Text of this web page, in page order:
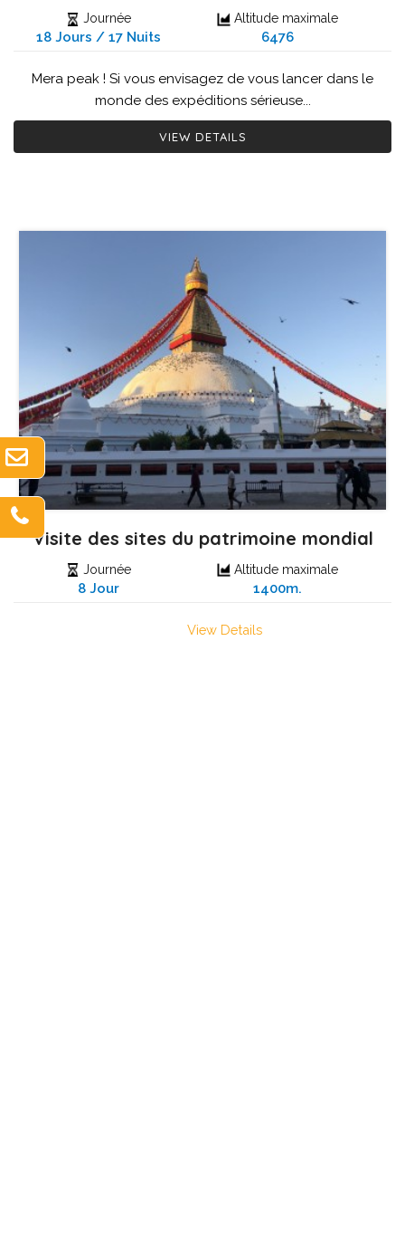
Journée
18 Jours / 17 Nuits
Altitude maximale
6476
Mera peak ! Si vous envisagez de vous lancer dans le
monde des expéditions sérieuse...
VIEW DETAILS
Visite des sites du patrimoine mondial
Journée
8 Jour
Altitude maximale
1400m.
View Details